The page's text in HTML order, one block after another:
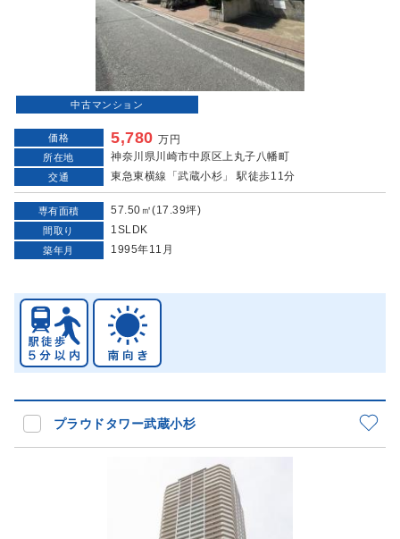
中古マンション
価格 5,780万円
所在地 神奈川県川崎市中原区上丸子八幡町
交通 東急東横線「武蔵小杉」 駅徒歩11分
専有面積 57.50㎡(17.39坪)
間取り 1SLDK
築年月 1995年11月
プラウドタワー武蔵小杉